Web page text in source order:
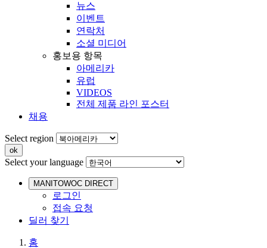
뉴스
이벤트
연락처
소셜 미디어
홍보용 항목
아메리카
유럽
VIDEOS
전체 제품 라인 포스터
채용
Select region
Select your language
MANITOWOC DIRECT
로그인
접속 요청
딜러 찾기
홈